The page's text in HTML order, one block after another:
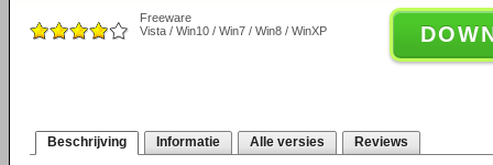
Freeware
Vista / Win10 / Win7 / Win8 / WinXP
Beschrijving Informatie Alle versies Reviews